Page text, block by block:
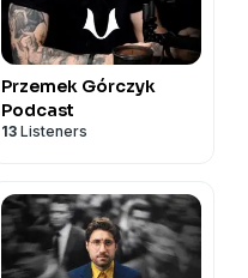
Przemek Górczyk
Podcast
13 Listeners